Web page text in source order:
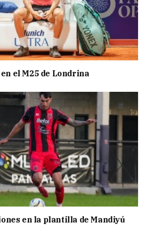
el M25 de Londrina
en la plantilla de Mandiyú